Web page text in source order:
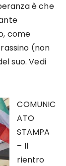
è che
come
(non
suo. Vedi
COMUNIC
ATO
STAMPA
– Il
rientro